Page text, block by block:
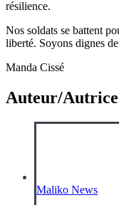
résilience.
Nos soldats se battent
liberté. Soyons dignes
Manda Cissé
Auteur/Autrice
Maliko News